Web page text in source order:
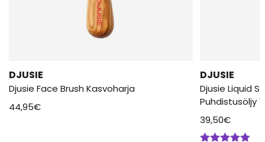
DJUSIE
Djusie Face Brush Kasvoharja
44,95€
DJUSIE
Djusie Liquid
Puhdistusöljy
39,50€